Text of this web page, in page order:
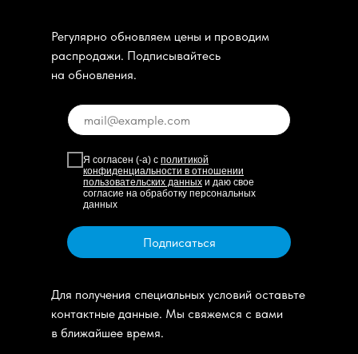
Регулярно обновляем цены и проводим
распродажи. Подписывайтесь
на обновления.
Я согласен (-а) с политикой
конфиденциальности в отношении
пользовательских данных и даю свое
согласие на обработку персональных
данных
Подписаться
Для получения специальных условий оставьте
контактные данные. Мы свяжемся с вами
в ближайшее время.